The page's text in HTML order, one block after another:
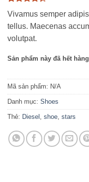
4.33
5 dựa
trên
3
đánh
Vivamus semper
tellus. Maecenas
volutpat.
Sản phẩm này đã hết
Mã sản phẩm: N/A
Danh mục: Shoes
Thẻ: Diesel , shoe, stars